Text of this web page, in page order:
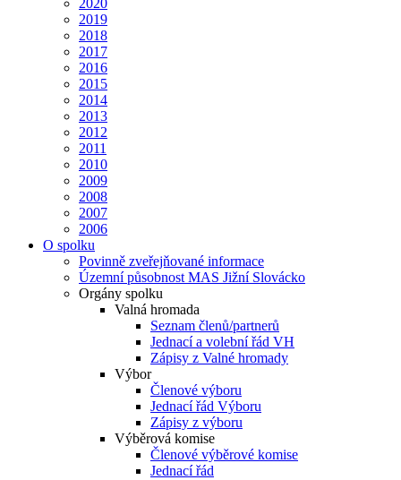
2020
2019
2018
2017
2016
2015
2014
2013
2012
2011
2010
2009
2008
2007
2006
O spolku
Povinně zveřejňované informace
Územní působnost MAS Jižní Slovácko
Orgány spolku
Valná hromada
Seznam členů/partnerů
Jednací a volební řád VH
Zápisy z Valné hromady
Výbor
Členové výboru
Jednací řád Výboru
Zápisy z výboru
Výběrová komise
Členové výběrové komise
Jednací řád